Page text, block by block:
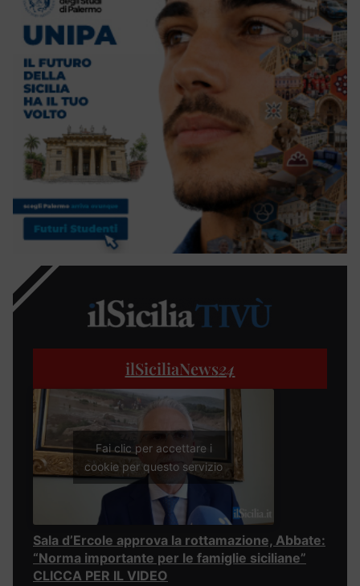
ilSiciliaNews24
Fai clic per accettare i
cookie per questo servizio
Sala d’Ercole approva la rottamazione, Abbate:
“Norma importante per le famiglie siciliane”
CLICCA PER IL VIDEO